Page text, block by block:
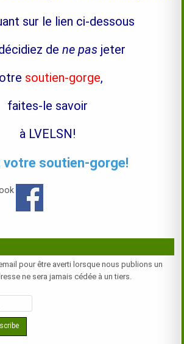
sur le lien ci-dessous
de ne pas jeter
soutien-gorge,
faites-le savoir
à LVELSN!
votre soutien-gorge!
pour être averti lorsque nous publions un
ne sera jamais cédée à un tiers.